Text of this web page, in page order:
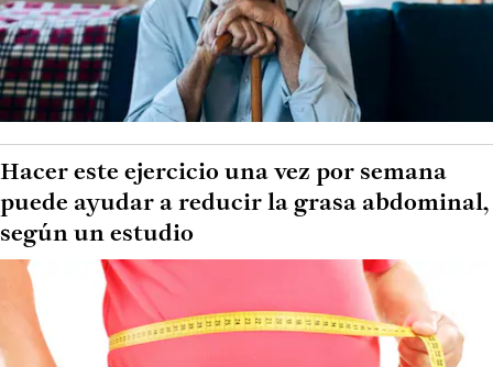
Hacer este ejercicio una vez por semana
puede ayudar a reducir la grasa abdominal,
según un estudio